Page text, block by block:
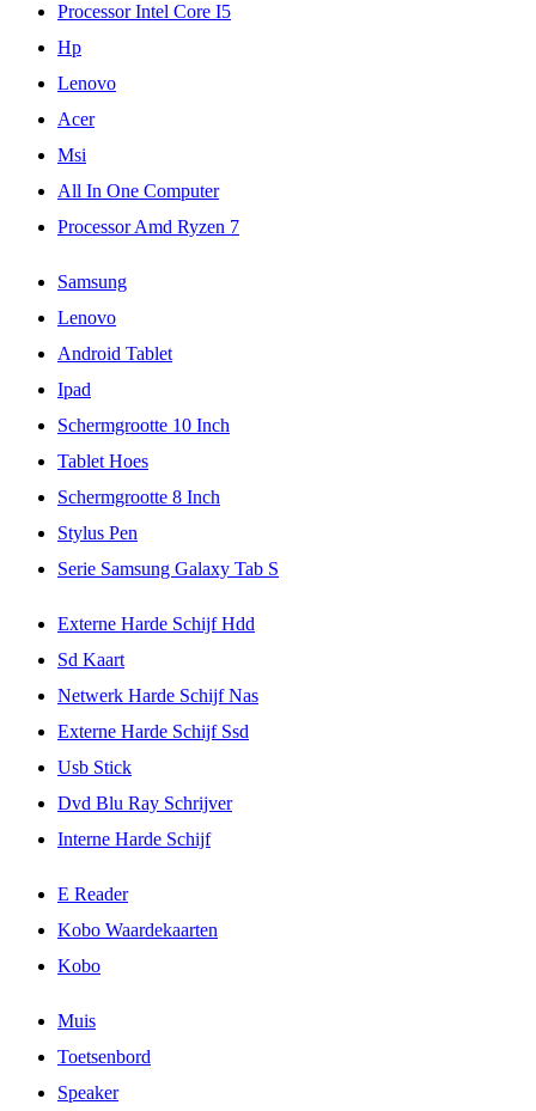
Processor Intel Core I5
Hp
Lenovo
Acer
Msi
All In One Computer
Processor Amd Ryzen 7
Samsung
Lenovo
Android Tablet
Ipad
Schermgrootte 10 Inch
Tablet Hoes
Schermgrootte 8 Inch
Stylus Pen
Serie Samsung Galaxy Tab S
Externe Harde Schijf Hdd
Sd Kaart
Netwerk Harde Schijf Nas
Externe Harde Schijf Ssd
Usb Stick
Dvd Blu Ray Schrijver
Interne Harde Schijf
E Reader
Kobo Waardekaarten
Kobo
Muis
Toetsenbord
Speaker